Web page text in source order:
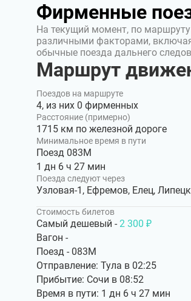
Фирменные
На текущий момент, по
различными факторами,
обычные поезда дальнего
Маршрут
Поездов на маршруте
4, из них 0 фирменных
Расстояние (примерно)
1715 км по железной дороге
Минимальное время в пути
Поезд 083М
1 дн 6 ч 27 мин
Поезда следуют через
Узловая-1, Ефремов, Елец,
Стоимость билетов
Самый дешевый - 2 300 ₽
Вагон -
Поезд - 083М
Отправление: Тула в 02:25
Прибытие: Сочи в 08:52
Время в пути: 1 дн 6 ч 27 мин